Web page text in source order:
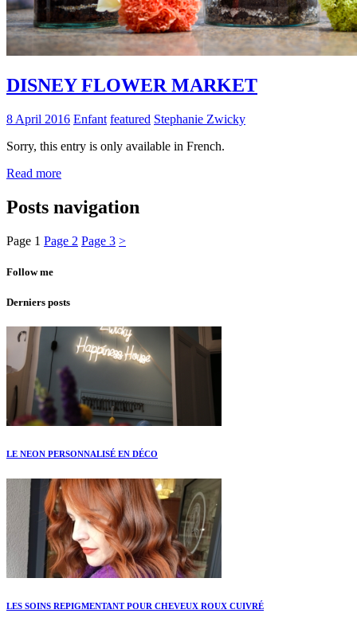
DISNEY FLOWER MARKET
8 April 2016 Enfant featured Stephanie Zwicky
Sorry, this entry is only available in French.
Read more
Posts navigation
Page 1 Page 2 Page 3 >
Follow me
Derniers posts
LE NEON PERSONNALISÉ EN DÉCO
LES SOINS REPIGMENTANT POUR CHEVEUX ROUX CUIVRÉ